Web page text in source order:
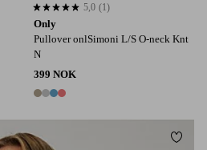
Only
Pullover onlSimoni L/S O-neck Knt
N
399 NOK
4 farger
5,0 basert på 1 karaktergivninger
5,0 (1)